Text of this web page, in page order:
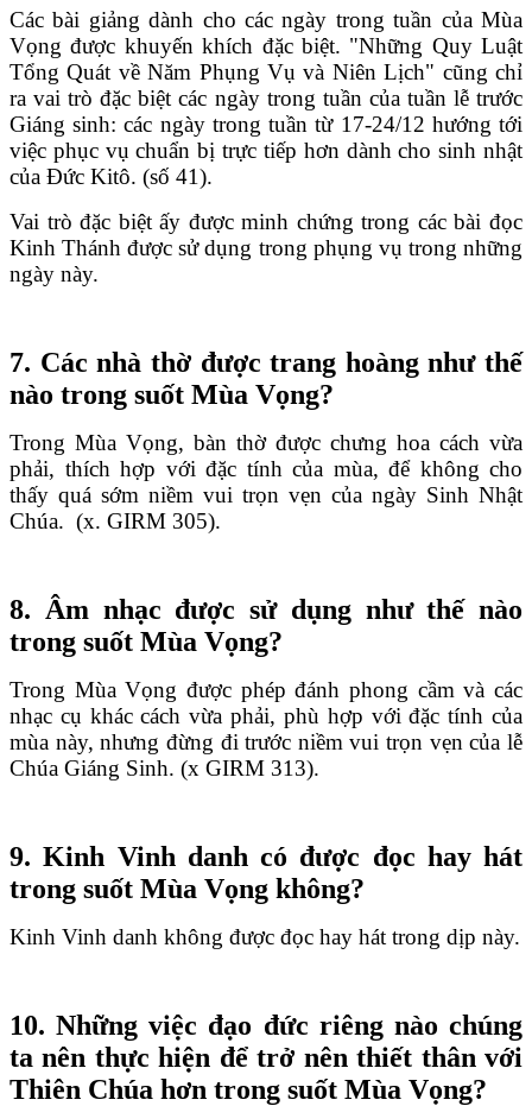
Các bài giảng dành cho các ngày trong tuần của Mùa
Vọng được khuyến khích đặc biệt. "Những Quy Luật
Tổng Quát về Năm Phụng Vụ và Niên Lịch" cũng chỉ
ra vai trò đặc biệt các ngày trong tuần của tuần lễ trước
Giáng sinh: các ngày trong tuần từ 17-24/12 hướng tới
việc phục vụ chuẩn bị trực tiếp hơn dành cho sinh nhật
của Đức Kitô. (số 41).
Vai trò đặc biệt ấy được minh chứng trong các bài đọc
Kinh Thánh được sử dụng trong phụng vụ trong những
ngày này.
7. Các nhà thờ được trang hoàng như thế
nào trong suốt Mùa Vọng?
Trong Mùa Vọng, bàn thờ được chưng hoa cách vừa
phải, thích hợp với đặc tính của mùa, để không cho
thấy quá sớm niềm vui trọn vẹn của ngày Sinh Nhật
Chúa. (x. GIRM 305).
8. Âm nhạc được sử dụng như thế nào
trong suốt Mùa Vọng?
Trong Mùa Vọng được phép đánh phong cầm và các
nhạc cụ khác cách vừa phải, phù hợp với đặc tính của
mùa này, nhưng đừng đi trước niềm vui trọn vẹn của lễ
Chúa Giáng Sinh. (x GIRM 313).
9. Kinh Vinh danh có được đọc hay hát
trong suốt Mùa Vọng không?
Kinh Vinh danh không được đọc hay hát trong dịp này.
10. Những việc đạo đức riêng nào chúng
ta nên thực hiện để trở nên thiết thân với
Thiên Chúa hơn trong suốt Mùa Vọng?